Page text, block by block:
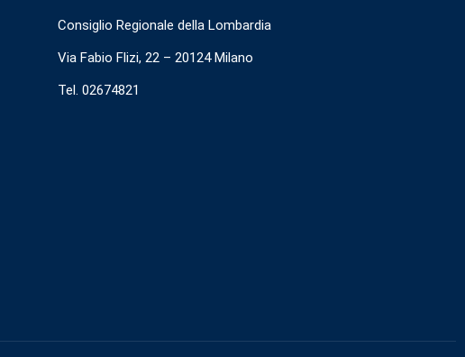
Consiglio Regionale della Lombardia
Via Fabio Flizi, 22 – 20124 Milano
Tel. 02674821